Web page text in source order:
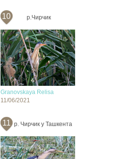
10 р.Чирчик
Granovskaya Relisa
11/06/2021
11 р. Чирчик у Ташкента